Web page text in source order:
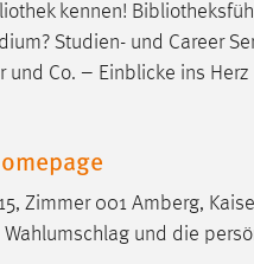
kennen!
Studien- und Career
und Co. – Einblicke ins
Zimmer 001 Amberg,
und die